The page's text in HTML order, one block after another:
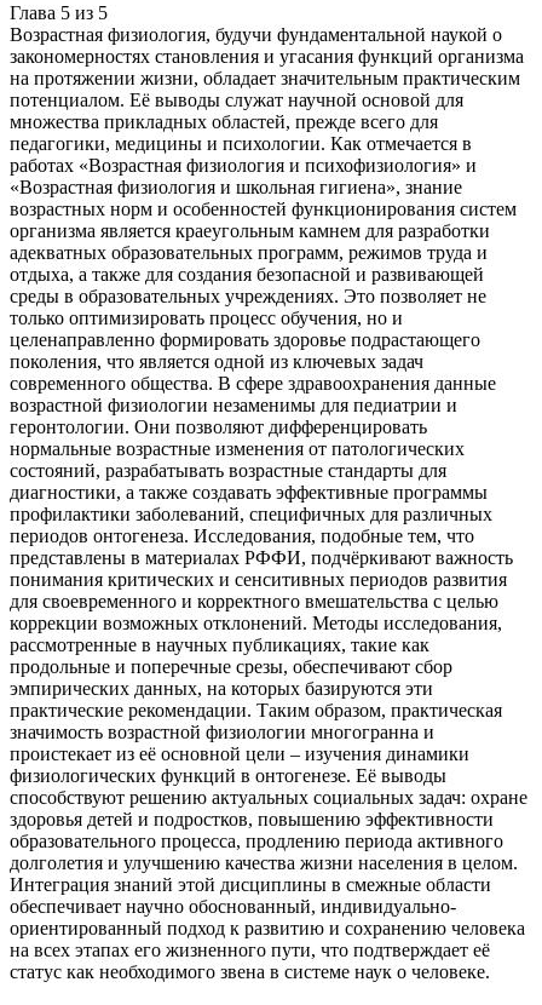
Глава 5 из 5
Возрастная физиология, будучи фундаментальной наукой о
закономерностях становления и угасания функций организма
на протяжении жизни, обладает значительным практическим
потенциалом. Её выводы служат научной основой для
множества прикладных областей, прежде всего для
педагогики, медицины и психологии. Как отмечается в
работах «Возрастная физиология и психофизиология» и
«Возрастная физиология и школьная гигиена», знание
возрастных норм и особенностей функционирования систем
организма является краеугольным камнем для разработки
адекватных образовательных программ, режимов труда и
отдыха, а также для создания безопасной и развивающей
среды в образовательных учреждениях. Это позволяет не
только оптимизировать процесс обучения, но и
целенаправленно формировать здоровье подрастающего
поколения, что является одной из ключевых задач
современного общества. В сфере здравоохранения данные
возрастной физиологии незаменимы для педиатрии и
геронтологии. Они позволяют дифференцировать
нормальные возрастные изменения от патологических
состояний, разрабатывать возрастные стандарты для
диагностики, а также создавать эффективные программы
профилактики заболеваний, специфичных для различных
периодов онтогенеза. Исследования, подобные тем, что
представлены в материалах РФФИ, подчёркивают важность
понимания критических и сенситивных периодов развития
для своевременного и корректного вмешательства с целью
коррекции возможных отклонений. Методы исследования,
рассмотренные в научных публикациях, такие как
продольные и поперечные срезы, обеспечивают сбор
эмпирических данных, на которых базируются эти
практические рекомендации. Таким образом, практическая
значимость возрастной физиологии многогранна и
проистекает из её основной цели – изучения динамики
физиологических функций в онтогенезе. Её выводы
способствуют решению актуальных социальных задач: охране
здоровья детей и подростков, повышению эффективности
образовательного процесса, продлению периода активного
долголетия и улучшению качества жизни населения в целом.
Интеграция знаний этой дисциплины в смежные области
обеспечивает научно обоснованный, индивидуально-
ориентированный подход к развитию и сохранению человека
на всех этапах его жизненного пути, что подтверждает её
статус как необходимого звена в системе наук о человеке.